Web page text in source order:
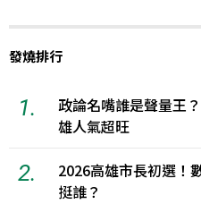
發燒排行
1.
政論名嘴誰是聲量王
雄人氣超旺
2.
2026高雄市長初選！
挺誰？